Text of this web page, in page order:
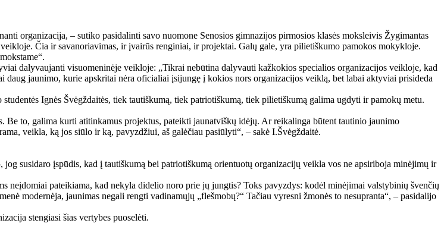
organizacija, – sutiko pasidalinti savo nuomone Senosios gimnazijos pirmosios klasės moksleivis Žygimantas
Čia ir savanoriavimas, ir įvairūs renginiai, ir projektai. Galų gale, yra pilietiškumo pamokos mokykloje.
dalyvaujanti visuomeninėje veikloje: „Tikrai nebūtina dalyvauti kažkokios specialios organizacijos veikloje, kad
jaunimo, kurie apskritai nėra oficialiai įsijungę į kokios nors organizacijos veiklą, bet labai aktyviai prisideda
Ignės Švėgždaitės, tiek tautiškumą, tiek patriotiškumą, tiek pilietiškumą galima ugdyti ir pamokų metu.
to, galima kurti atitinkamus projektus, pateikti jaunatviškų idėjų. Ar reikalinga būtent tautinio jaunimo
veikla, ką jos siūlo ir ką, pavyzdžiui, aš galėčiau pasiūlyti“, – sakė I.Švėgždaitė.
susidaro įspūdis, kad į tautiškumą bei patriotiškumą orientuotų organizacijų veikla vos ne apsiriboja minėjimų ir
neįdomiai pateikiama, kad nekyla didelio noro prie jų jungtis? Toks pavyzdys: kodėl minėjimai valstybinių švenčių
modernėja, jaunimas negali rengti vadinamųjų „flešmobų?“ Tačiau vyresni žmonės to nesupranta“, – pasidalijo
stengiasi šias vertybes puoselėti.